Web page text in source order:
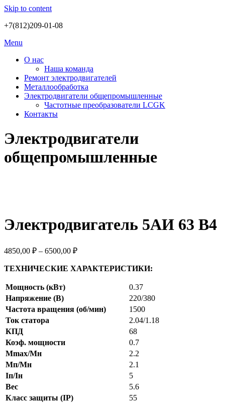
Skip to content
+7(812)209-01-08
Menu
О нас
Наша команда
Ремонт электродвигателей
Металлообработка
Электродвигатели общепромышленные
Частотные преобразователи LCGK
Контакты
Электродвигатели
общепромышленные
Электродвигатель 5АИ 63 В4
4850,00 ₽ – 6500,00 ₽
ТЕХНИЧЕСКИЕ ХАРАКТЕРИСТИКИ:
Мощность (кВт)
0.37
Напряжение (В)
220/380
Частота вращения (об/мин)
1500
Ток статора
2.04/1.18
КПД
68
Коэф. мощности
0.7
Mmax/Mн
2.2
Мп/Мн
2.1
Iп/Iн
5
Вес
5.6
Класс защиты (IP)
55